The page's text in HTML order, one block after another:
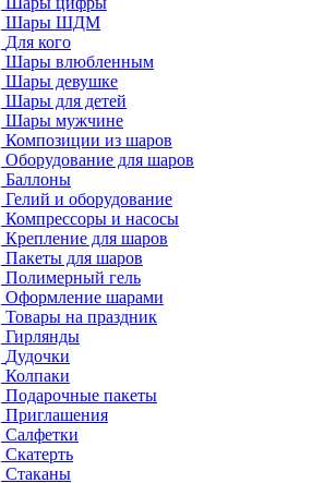
Шары ШДМ
Для кого
Шары влюбленным
Шары девушке
Шары для детей
Шары мужчине
Композиции из шаров
Оборудование для шаров
Баллоны
Гелий и оборудование
Компрессоры и насосы
Крепление для шаров
Пакеты для шаров
Полимерный гель
Оформление шарами
Товары на праздник
Гирлянды
Дудочки
Колпаки
Подарочные пакеты
Приглашения
Салфетки
Скатерть
Стаканы